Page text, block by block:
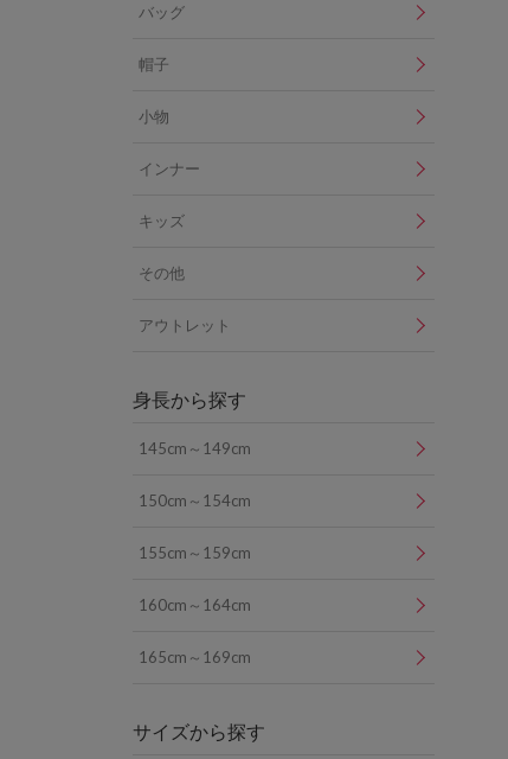
バッグ
帽子
小物
インナー
キッズ
その他
アウトレット
身長から探す
145cm～149cm
150cm～154cm
155cm～159cm
160cm～164cm
165cm～169cm
サイズから探す